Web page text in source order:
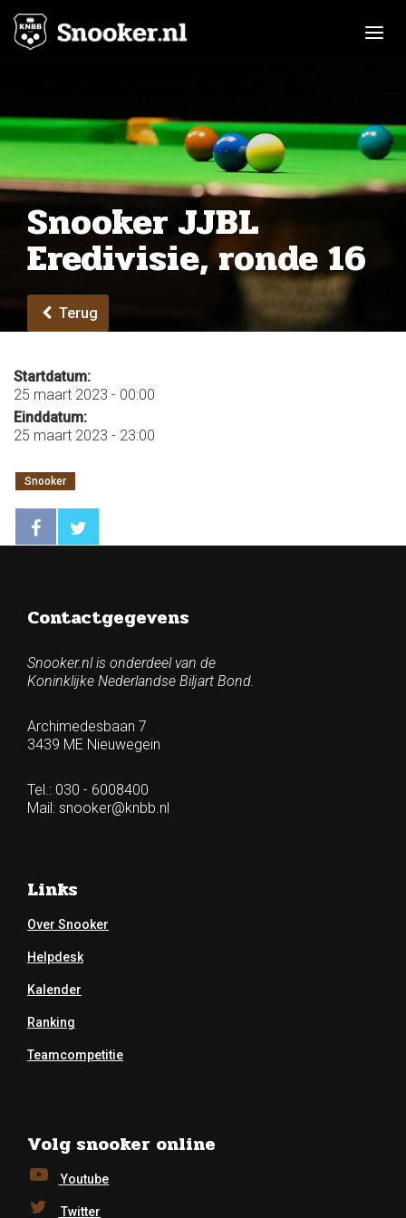
Snooker JJBL
Eredivisie, ronde 16
Terug
Startdatum:
25 maart 2023 - 00:00
Einddatum:
25 maart 2023 - 23:00
Snooker
Contactgegevens
Snooker.nl is onderdeel van de
Koninklijke Nederlandse Biljart Bond.
Archimedesbaan 7
3439 ME Nieuwegein
Tel.: 030 - 6008400
Mail: snooker@knbb.nl
Links
Over Snooker
Helpdesk
Kalender
Ranking
Teamcompetitie
Volg snooker online
Youtube
Twitter